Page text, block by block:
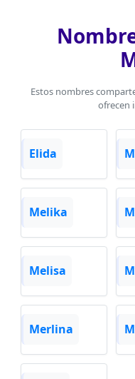
Estos nombres
ofrecen
Elida
Melika
Melisa
Merlina